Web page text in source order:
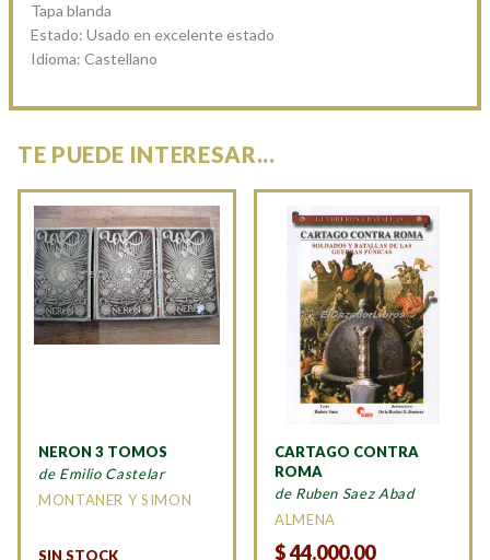
Tapa blanda
Estado: Usado en excelente estado
Idioma: Castellano
TE PUEDE INTERESAR...
NERON 3 TOMOS
de Emilio Castelar
MONTANER Y SIMON
SIN STOCK
CARTAGO CONTRA
ROMA
de Ruben Saez Abad
ALMENA
$44.000,00